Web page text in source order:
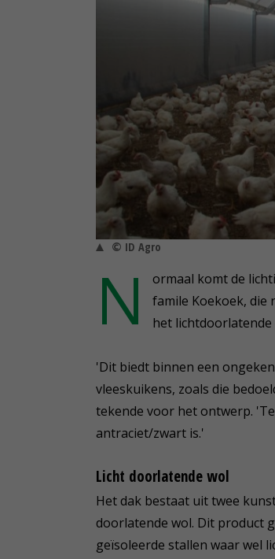
© ID Agro
N
ormaal komt de
famile Koekoek, die
het lichtdoorlatende
'Dit biedt binnen een
vleeskuikens, zoals die
tekende voor het ontwerp.
antraciet/zwart is.'
Licht doorlatende wol
Het dak bestaat uit twee
doorlatende wol. Dit product
geïsoleerde stallen waar wel